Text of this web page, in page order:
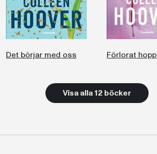
Det börjar med oss Förlorat hopp
Visa alla 12 böcker